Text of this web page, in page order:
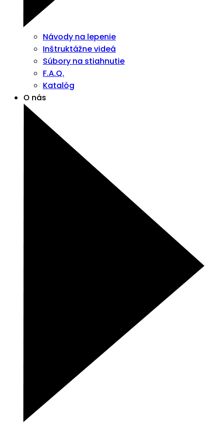
Návody na lepenie
Inštruktážne videá
Súbory na stiahnutie
F.A.Q.
Katalóg
O nás